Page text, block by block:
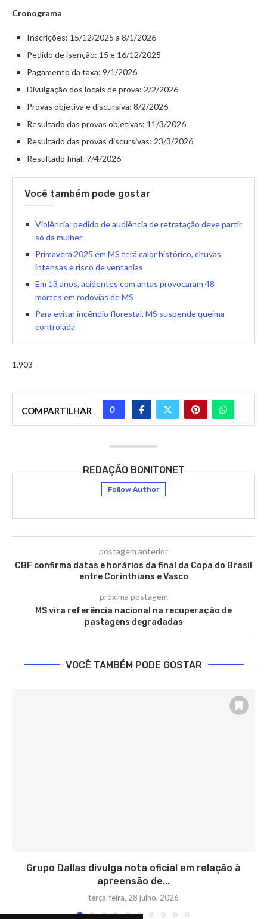
Cronograma
Inscrições: 15/12/2025 a 8/1/2026
Pedido de isenção: 15 e 16/12/2025
Pagamento da taxa: 9/1/2026
Divulgação dos locais de prova: 2/2/2026
Provas objetiva e discursiva: 8/2/2026
Resultado das provas objetivas: 11/3/2026
Resultado das provas discursivas: 23/3/2026
Resultado final: 7/4/2026
Você também pode gostar
Violência: pedido de audiência de retratação deve partir
só da mulher
Primavera 2025 em MS terá calor histórico, chuvas
intensas e risco de ventanias
Em 13 anos, acidentes com antas provocaram 48
mortes em rodovias de MS
Para evitar incêndio florestal, MS suspende queima
controlada
1.903
COMPARTILHAR 0
REDAÇÃO BONITONET
Follow Author
postagem anterior
CBF confirma datas e horários da final da Copa do Brasil
entre Corinthians e Vasco
próxima postagem
MS vira referência nacional na recuperação de
pastagens degradadas
VOCÊ TAMBÉM PODE GOSTAR
Grupo Dallas divulga nota oficial em relação à
apreensão de...
terça-feira, 28 julho, 2026